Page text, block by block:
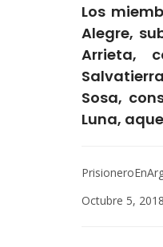
Los
Alegre,
Arrieta,
Sosa,
Luna,
Octubre 5, 2018